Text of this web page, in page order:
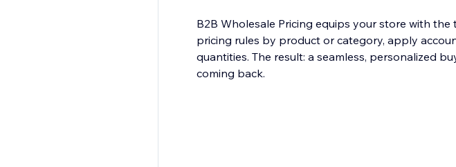
B2B Wholesale Pricing equips your store with
pricing rules by product or category, apply
quantities. The result: a seamless, personalized
coming back.